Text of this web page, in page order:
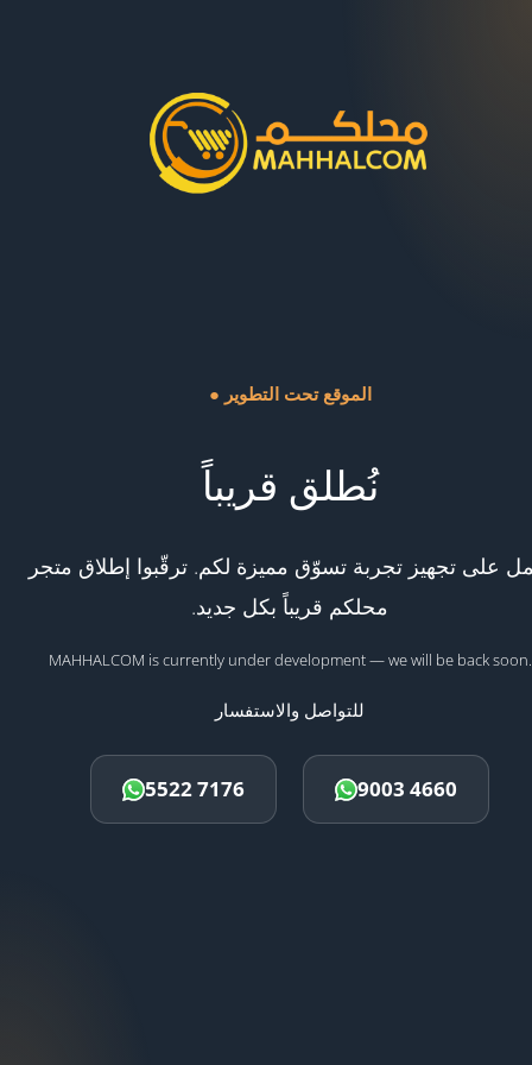
● الموقع تحت التطوير
نُطلق قريباً
على تجهيز تجربة تسوّق مميزة لكم. ترقّبوا إطلاق متجر
محلكم قريباً بكل جديد.
MAHHALCOM is currently under development — we will be back soon.
للتواصل والاستفسار
5522 7176 9003 4660